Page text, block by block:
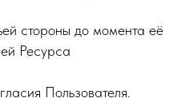
стороны до момента её
Ресурса
Пользователя.